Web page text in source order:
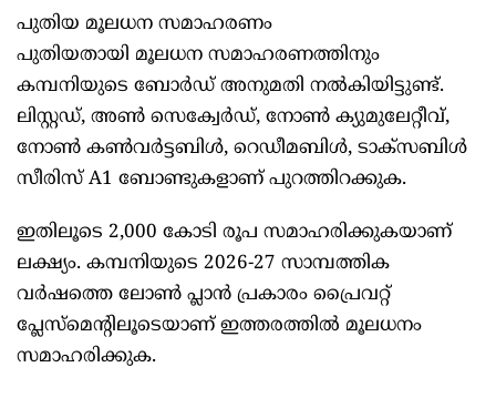
പുതിയ മൂലധന സമാഹരണം
പുതിയതായി മൂലധന സമാഹരണത്തിനും
കമ്പനിയുടെ ബോർഡ് അനുമതി നൽകിയിട്ടുണ്ട്.
ലിസ്റ്റഡ്, അൺ സെക്വേർഡ്, നോൺ ക്യുമുലേറ്റീവ്,
നോൺ കൺവർട്ടബിൾ, റെഡീമബിൾ, ടാക്സബിൾ
സീരിസ് A1 ബോണ്ടുകളാണ് പുറത്തിറക്കുക.
ഇതിലൂടെ 2,000 കോടി രൂപ സമാഹരിക്കുകയാണ്
ലക്ഷ്യം. കമ്പനിയുടെ 2026-27 സാമ്പത്തിക
വർഷത്തെ ലോൺ പ്ലാൻ പ്രകാരം പ്രൈവറ്റ്
പ്ലേസ്മെന്റിലൂടെയാണ് ഇത്തരത്തിൽ മൂലധനം
സമാഹരിക്കുക.